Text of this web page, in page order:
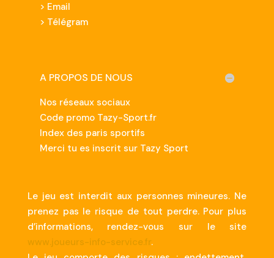
> Email
> Télégram
A PROPOS DE NOUS
Nos réseaux sociaux
Code promo Tazy-Sport.fr
Index des paris sportifs
Merci tu es inscrit sur Tazy Sport
Le jeu est interdit aux personnes mineures. Ne
prenez pas le risque de tout perdre. Pour plus
d’informations, rendez-vous sur le site
www.joueurs-info-service.fr.